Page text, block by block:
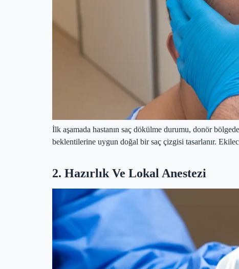
İlk aşamada hastanın saç dökülme durumu, donör
beklentilerine uygun doğal bir saç çizgisi tasarlanır.
2. Hazırlık Ve Lokal Anestezi